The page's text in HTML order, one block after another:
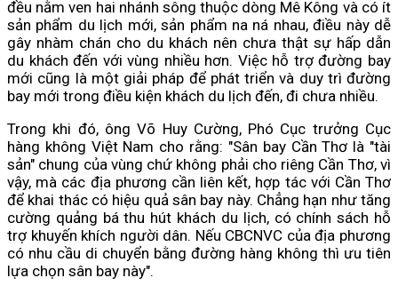
đều nằm ven hai nhánh sông thuộc dòng Mê Kông và có ít
sản phẩm du lịch mới, sản phẩm na ná nhau, điều này dễ
gây nhàm chán cho du khách nên chưa thật sự hấp dẫn
du khách đến với vùng nhiều hơn. Việc hỗ trợ đường bay
mới cũng là một giải pháp để phát triển và duy trì đường
bay mới trong điều kiện khách du lịch đến, đi chưa nhiều.
Trong khi đó, ông Võ Huy Cường, Phó Cục trưởng Cục
hàng không Việt Nam cho rằng: "Sân bay Cần Thơ là "tài
sản" chung của vùng chứ không phải cho riêng Cần Thơ, vì
vậy, mà các địa phương cần liên kết, hợp tác với Cần Thơ
để khai thác có hiệu quả sân bay này. Chẳng hạn như tăng
cường quảng bá thu hút khách du lịch, có chính sách hỗ
trợ khuyến khích người dân. Nếu CBCNVC của địa phương
có nhu cầu di chuyển bằng đường hàng không thì ưu tiên
lựa chọn sân bay này".